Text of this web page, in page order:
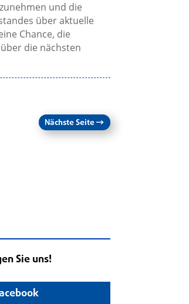
und die
über aktuelle
Chance, die
die nächsten
Nächste Seite→
Sie uns!